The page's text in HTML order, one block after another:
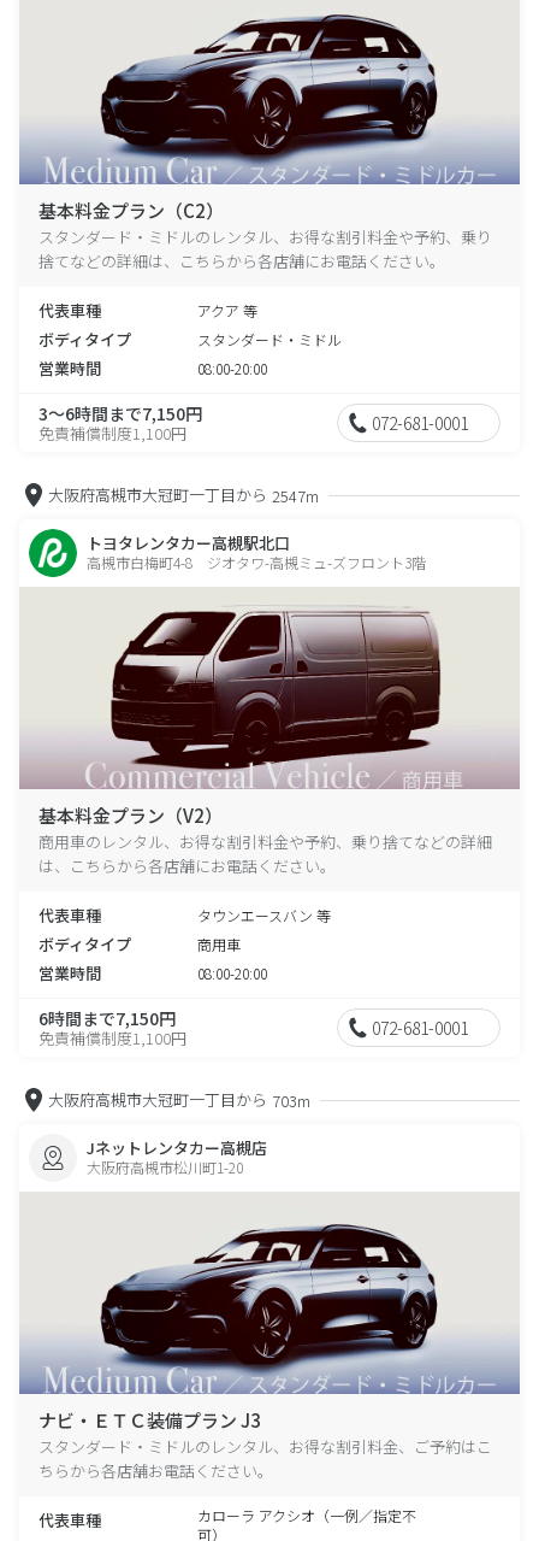
基本料金プラン（C2）
スタンダード・ミドルのレンタル、お得な割引料金や予約、乗り
捨てなどの詳細は、こちらから各店舗にお電話ください。
代表車種 アクア 等
ボディタイプ スタンダード・ミドル
営業時間 08:00-20:00
3～6時間まで7,150円
免責補償制度1,100円 072-681-0001
大阪府高槻市大冠町一丁目から 2547m
トヨタレンタカー高槻駅北口
高槻市白梅町4-8 ジオタワ-高槻ミュ-ズフロント3階
基本料金プラン（V2）
商用車のレンタル、お得な割引料金や予約、乗り捨てなどの詳細
は、こちらから各店舗にお電話ください。
代表車種 タウンエースバン 等
ボディタイプ 商用車
営業時間 08:00-20:00
6時間まで7,150円
免責補償制度1,100円 072-681-0001
大阪府高槻市大冠町一丁目から 703m
Jネットレンタカー高槻店
大阪府高槻市松川町1-20
ナビ・ＥＴＣ装備プラン J3
スタンダード・ミドルのレンタル、お得な割引料金、ご予約はこ
ちらから各店舗お電話ください。
代表車種
カローラ アクシオ（一例／指定不
可）